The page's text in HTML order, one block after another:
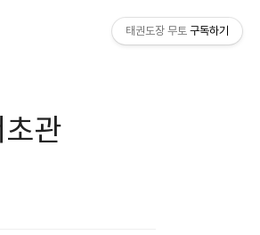
관
태권도장 무토 구독하기